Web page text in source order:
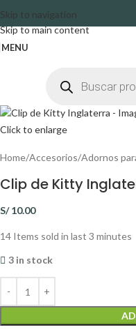
Skip to navigation
Skip to main content
MENU
Click to enlarge
Home Accesorios Adornos
Clip de Kitty
S/10.00
14 Items sold in last 3 minutes
3 in stock